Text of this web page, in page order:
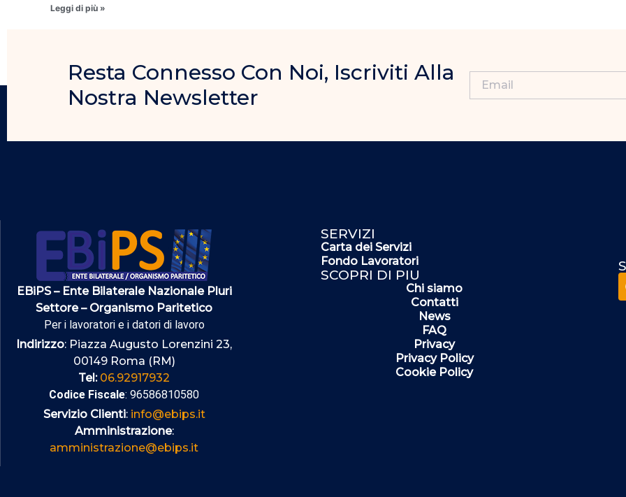
Leggi di più »
Resta Connesso Con Noi, Iscriviti Alla
Nostra Newsletter
EBiPS – Ente Bilaterale Nazionale Pluri
Settore – Organismo Paritetico
Per i lavoratori e i datori di lavoro
Indirizzo: Piazza Augusto Lorenzini 23,
00149 Roma (RM)
Tel: 06.92917932
Codice Fiscale: 96586810580
Servizio Clienti: info@ebips.it
Amministrazione:
amministrazione@ebips.it
SERVIZI
Carta dei Servizi
Fondo Lavoratori
SCOPRI DI PIU
Chi siamo
Contatti
News
FAQ
Privacy
Privacy Policy
Cookie Policy